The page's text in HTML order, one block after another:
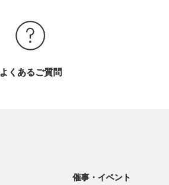
よくあるご質問
催事・イベント